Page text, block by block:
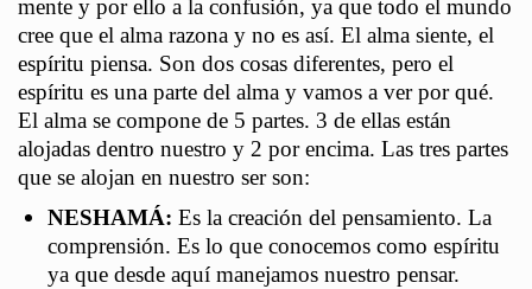
mente y por ello a la confusión, ya que todo el mundo
cree que el alma razona y no es así. El alma siente, el
espíritu piensa. Son dos cosas diferentes, pero el
espíritu es una parte del alma y vamos a ver por qué.
El alma se compone de 5 partes. 3 de ellas están
alojadas dentro nuestro y 2 por encima. Las tres partes
que se alojan en nuestro ser son:
NESHAMÁ: Es la creación del pensamiento. La
comprensión. Es lo que conocemos como espíritu
ya que desde aquí manejamos nuestro pensar.